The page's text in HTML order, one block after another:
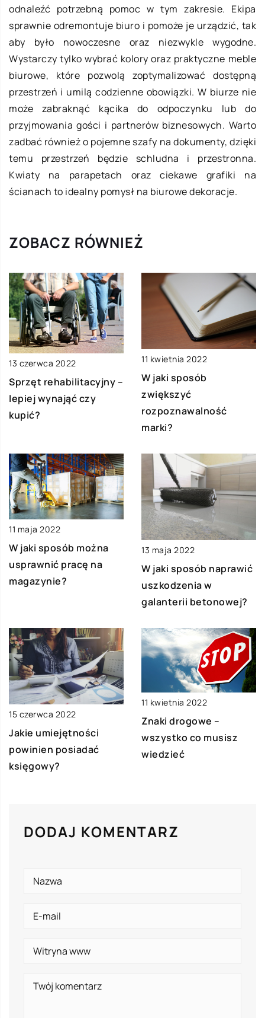
odnaleźć potrzebną pomoc w tym zakresie. Ekipa
sprawnie odremontuje biuro i pomoże je urządzić, tak
aby było nowoczesne oraz niezwykle wygodne.
Wystarczy tylko wybrać kolory oraz praktyczne meble
biurowe, które pozwolą zoptymalizować dostępną
przestrzeń i umilą codzienne obowiązki. W biurze nie
może zabraknąć kącika do odpoczynku lub do
przyjmowania gości i partnerów biznesowych. Warto
zadbać również o pojemne szafy na dokumenty, dzięki
temu przestrzeń będzie schludna i przestronna.
Kwiaty na parapetach oraz ciekawe grafiki na
ścianach to idealny pomysł na biurowe dekoracje.
ZOBACZ RÓWNIEŻ
13 czerwca 2022
Sprzęt rehabilitacyjny –
lepiej wynająć czy
kupić?
11 kwietnia 2022
W jaki sposób
zwiększyć
rozpoznawalność
marki?
11 maja 2022
W jaki sposób można
usprawnić pracę na
magazynie?
13 maja 2022
W jaki sposób naprawić
uszkodzenia w
galanterii betonowej?
15 czerwca 2022
Jakie umiejętności
powinien posiadać
księgowy?
11 kwietnia 2022
Znaki drogowe –
wszystko co musisz
wiedzieć
DODAJ KOMENTARZ